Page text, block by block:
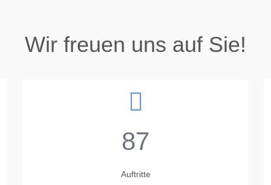
Wir freuen uns auf Sie!
87
Auftritte